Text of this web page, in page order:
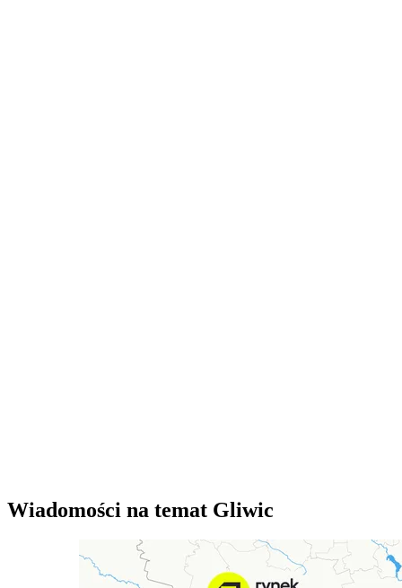
Wiadomości na temat Gliwic